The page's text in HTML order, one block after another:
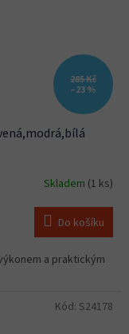
285 Kč
–23 %
Skladem (1 ks)
Do košíku
a praktickým
Kód: S24178